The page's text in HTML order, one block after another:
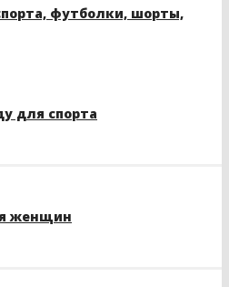
футболки, шорты,
для спорта
женщин